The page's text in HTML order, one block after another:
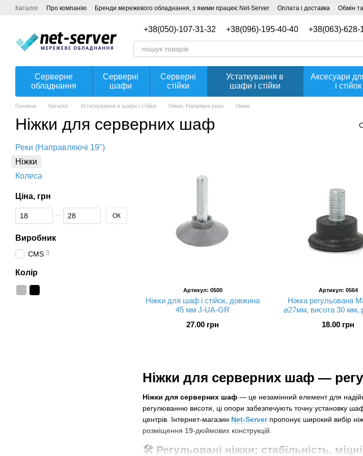
Перейти до основного контенту
Каталог Про компанію Бренди мережевого обладнання, з якими працює Net-Server Оплата і доставка Обмін
+38(050)-107-31-32 +38(096)-195-40-40 +38(063)-628-
Серверне
обладнання
Серверні
шафи
Серверні
стійки
Устаткування в
шафи і стійки
Аксесуари
і стійок
Головна Каталог Устаткування в шафи і стійки Ніжки, Напрямні реки Ніжки
Ніжки для серверних шаф
Ніжки для серверних шаф —
Ніжки для серверних шаф — це незамінний елемент для
регулюванню висоти, ці опори забезпечують точну установку
центрів. Інтернет-магазин Net-Serverпропонує широкий вибір
розміщення 19-дюймових конструкцій.
🛠 Регульовані ніжки: стабільність,
Артикул: 0500
Ніжки для шаф і стійок, довжина
45 мм J-UA-GR
27.00 грн
Артикул: 0564
Ніжка регульована
⌀27мм, висота 30 мм,
18.00 грн
Реки (Направляючі 19")
Ніжки
Колеса
Ціна, грн
Від Ціна, грн
До Ціна, грн ОК
Виробник
CMS 3
Колір